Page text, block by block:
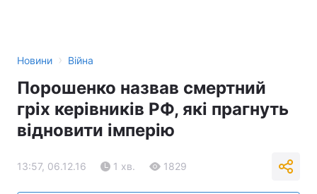
Новини › Війна
Порошенко назвав смертний
гріх керівників РФ, які прагнуть
відновити імперію
13:57, 06.12.16 1 хв. 1829